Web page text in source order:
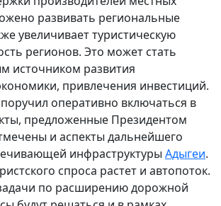
развивать региональные
увеличивает туристическую
регионов. Это может стать
источником развития
привлечения инвестиций.
оперативно включаться в
предложенные Президентом
и аспекты дальнейшего
инфраструктуры Адыгеи.
спроса растет и автопоток.
по расширению дорожной